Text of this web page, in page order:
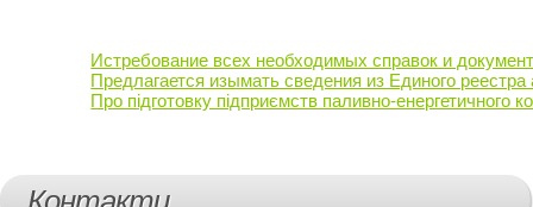
Истребование всех необходимых справок и
Предлагается изымать сведения из Единого
Про підготовку підприємств паливно-енергетичного